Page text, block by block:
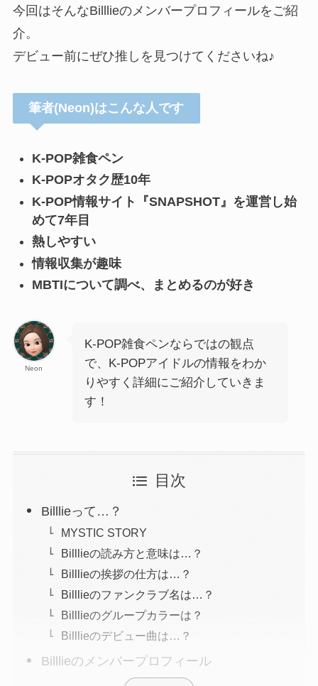
今回はそんなBilllieのメンバープロフィールをご紹
介。
デビュー前にぜひ推しを見つけてくださいね♪
筆者(Neon)はこんな人です
K-POP雑食ペン
K-POPオタク歴10年
K-POP情報サイト『SNAPSHOT』を運営し始
めて7年目
熱しやすい
情報収集が趣味
MBTIについて調べ、まとめるのが好き
Neon
K-POP雑食ペンならではの観点
で、K-POPアイドルの情報をわか
りやすく詳細にご紹介していきま
す！
目次
Billlieって…？
MYSTIC STORY
Billlieの読み方と意味は…？
Billlieの挨拶の仕方は…？
Billlieのファンクラブ名は…？
Billlieのグループカラーは？
Billlieのデビュー曲は…？
Billlieのメンバープロフィール